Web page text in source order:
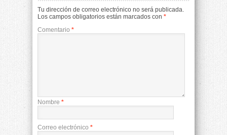
Tu dirección de correo electrónico no será publicada.
Los campos obligatorios están marcados con *
Comentario *
Nombre *
Correo electrónico *